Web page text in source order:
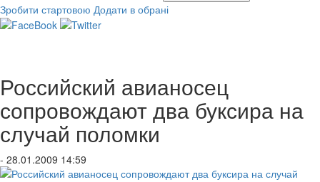
Зробити стартовою Додати в обрані
Российский авианосец
сопровождают два буксира на
случай поломки
- 28.01.2009 14:59